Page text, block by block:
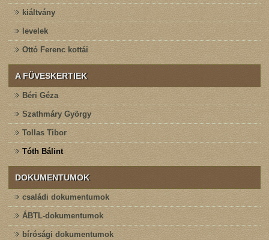
kiáltvány
levelek
Ottó Ferenc kottái
A FÜVESKERTIEK
Béri Géza
Szathmáry György
Tollas Tibor
Tóth Bálint
DOKUMENTUMOK
családi dokumentumok
ÁBTL-dokumentumok
bírósági dokumentumok